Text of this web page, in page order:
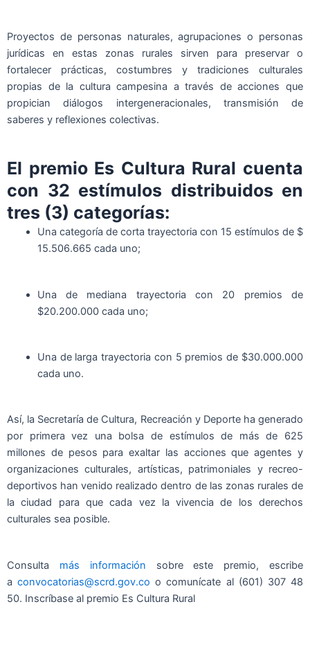
Proyectos de personas naturales, agrupaciones o personas
jurídicas en estas zonas rurales sirven para preservar o
fortalecer prácticas, costumbres y tradiciones culturales
propias de la cultura campesina a través de acciones que
propician diálogos intergeneracionales, transmisión de
saberes y reflexiones colectivas.
El premio Es Cultura Rural cuenta
con 32 estímulos distribuidos en
tres (3) categorías:
Una categoría de corta trayectoria con 15 estímulos de $
15.506.665 cada uno;
Una de mediana trayectoria con 20 premios de
$20.200.000 cada uno;
Una de larga trayectoria con 5 premios de $30.000.000
cada uno.
Así, la Secretaría de Cultura, Recreación y Deporte ha generado
por primera vez una bolsa de estímulos de más de 625
millones de pesos para exaltar las acciones que agentes y
organizaciones culturales, artísticas, patrimoniales y recreo-
deportivos han venido realizado dentro de las zonas rurales de
la ciudad para que cada vez la vivencia de los derechos
culturales sea posible.
Consulta más información sobre este premio, escribe
aconvocatorias@scrd.gov.co o comunícate al (601) 307 48
50. Inscríbase al premio Es Cultura Rural